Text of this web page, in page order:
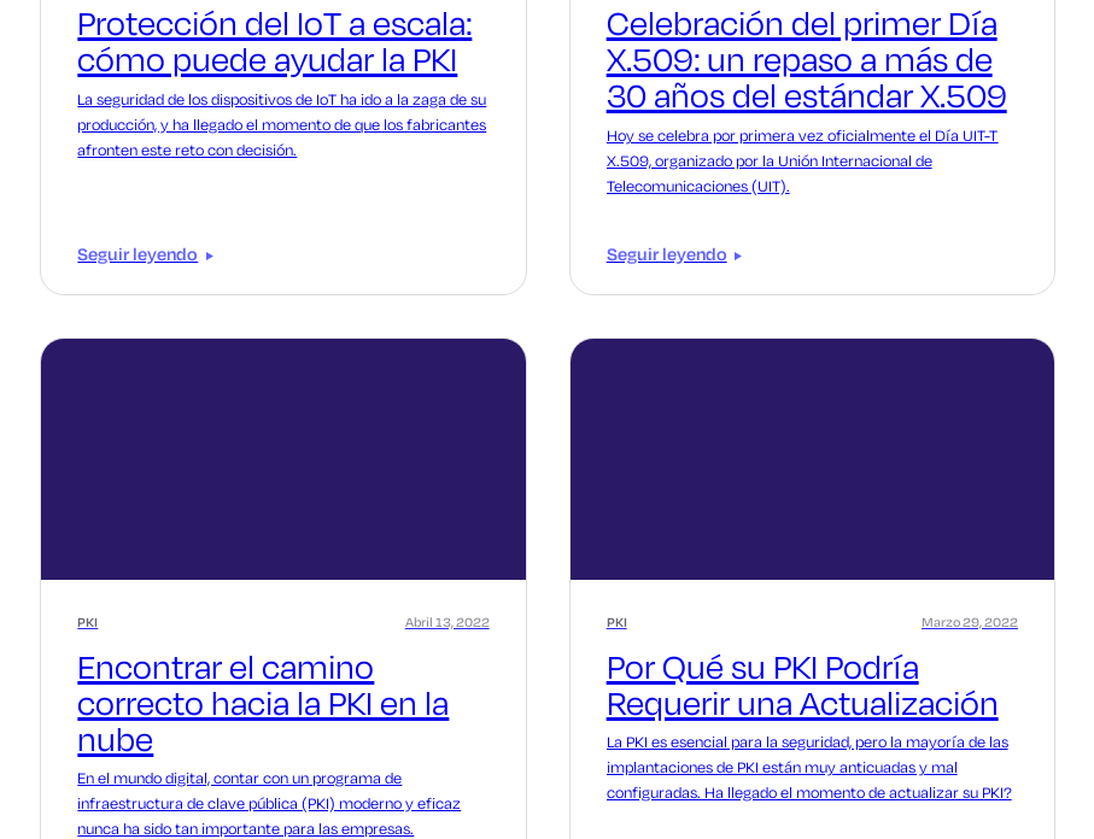
Protección del IoT a escala:
cómo puede ayudar la PKI
La seguridad de los dispositivos de IoT ha ido a la zaga de su
producción, y ha llegado el momento de que los fabricantes
afronten este reto con decisión.
Seguir leyendo
Celebración del primer Día
X.509: un repaso a más de
30 años del estándar X.509
Hoy se celebra por primera vez oficialmente el Día UIT-T
X.509, organizado por la Unión Internacional de
Telecomunicaciones (UIT).
Seguir leyendo
PKI
Encontrar el camino
correcto hacia la PKI en la
nube
Abril 13, 2022
En el mundo digital, contar con un programa de
infraestructura de clave pública (PKI) moderno y eficaz
nunca ha sido tan importante para las empresas.
PKI
Por Qué su PKI Podría
Requerir una Actualización
Marzo 29, 2022
La PKI es esencial para la seguridad, pero la mayoría de las
implantaciones de PKI están muy anticuadas y mal
configuradas. Ha llegado el momento de actualizar su PKI?